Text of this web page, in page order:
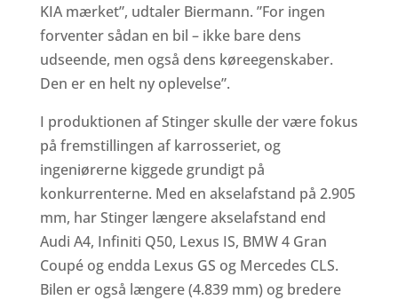
KIA mærket”, udtaler Biermann. ”For ingen
forventer sådan en bil – ikke bare dens
udseende, men også dens køreegenskaber.
Den er en helt ny oplevelse”.
I produktionen af Stinger skulle der være fokus
på fremstillingen af karrosseriet, og
ingeniørerne kiggede grundigt på
konkurrenterne. Med en akselafstand på 2.905
mm, har Stinger længere akselafstand end
Audi A4, Infiniti Q50, Lexus IS, BMW 4 Gran
Coupé og endda Lexus GS og Mercedes CLS.
Bilen er også længere (4.839 mm) og bredere